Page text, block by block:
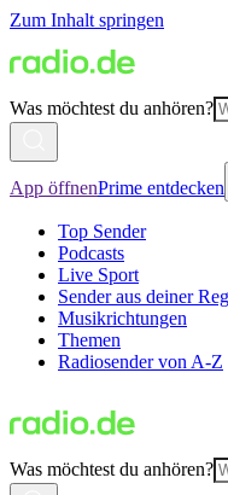
Zum Inhalt springen
Was möchtest du anhören?
App öffnenPrime entdecken
Top Sender
Podcasts
Live Sport
Sender aus deiner
Musikrichtungen
Themen
Radiosender von A-Z
Was möchtest du anhören?